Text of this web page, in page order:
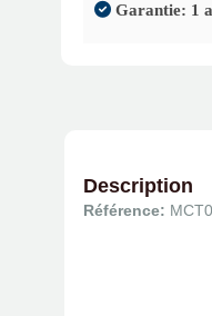
Garantie: 1
Description
Référence: